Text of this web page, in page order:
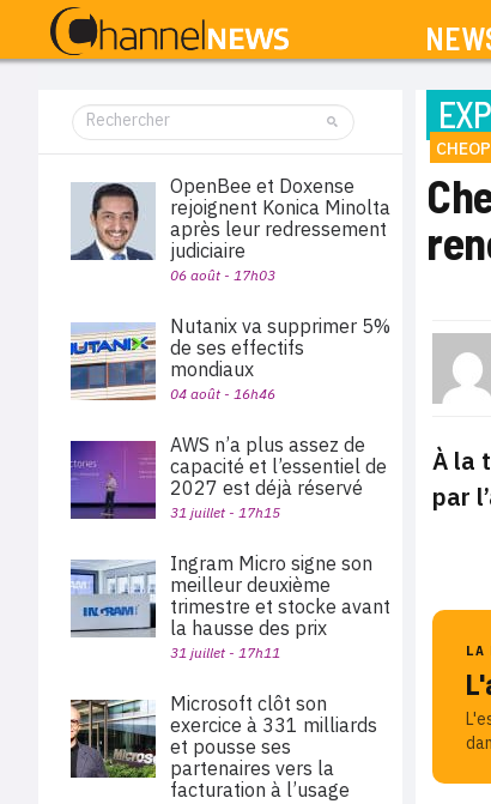
À la
par
LA
OpenBee et Doxense
rejoignent Konica Minolta
après leur redressement
judiciaire
06 août - 17h03
Nutanix va supprimer 5%
de ses effectifs
mondiaux
04 août - 16h46
AWS n’a plus assez de
capacité et l’essentiel de
2027 est déjà réservé
31 juillet - 17h15
Ingram Micro signe son
meilleur deuxième
trimestre et stocke avant
la hausse des prix
31 juillet - 17h11
Microsoft clôt son
exercice à 331 milliards
et pousse ses
partenaires vers la
facturation à l’usage